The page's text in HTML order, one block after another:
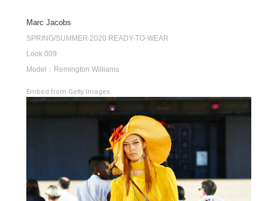
Marc Jacobs
SPRING/SUMMER 2020 READY-TO-WEAR
Look 009
Model：Remington Williams
Embed from Getty Images